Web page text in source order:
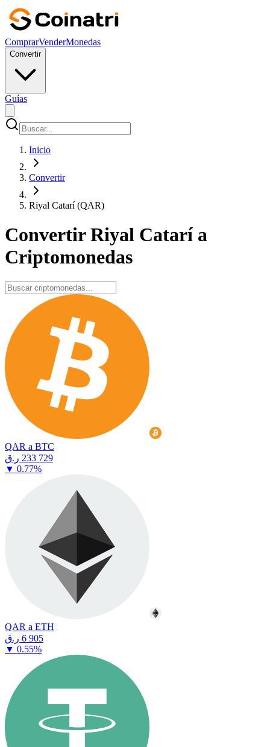
ComprarVenderMonedas
Convertir
Guías
Inicio
Convertir
Riyal Catarí (QAR)
Convertir Riyal Catarí a
Criptomonedas
QAR a BTC
⁦ر.ق⁩ 233 729
▼ 0.77%
QAR a ETH
⁦ر.ق⁩ 6 905
▼ 0.55%